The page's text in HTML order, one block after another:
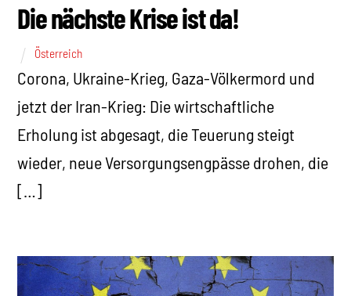
Die nächste Krise ist da!
Österreich
Corona, Ukraine-Krieg, Gaza-Völkermord und
jetzt der Iran-Krieg: Die wirtschaftliche
Erholung ist abgesagt, die Teuerung steigt
wieder, neue Versorgungsengpässe drohen, die
[…]